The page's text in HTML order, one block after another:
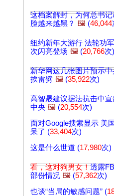
这档案解封，为何总书
脸越来越黑？ 🖼️ (46,044
纽约新年大游行 法轮功
次闪亮登场 🖼️ (20,766次)
新华网这几张图片预示
挨雷劈 🖼️ (35,922次)
高智晟建议据法抗击中宣
中央 🖼️ (20,554次)
面对Google搜索显示 美
呆了 (33,404次)
这是什么世道 (17,980次)
看，这对狗男女！透露
部份情况 🖼️ (57,362次)
也谈“当局的敏感问题” (